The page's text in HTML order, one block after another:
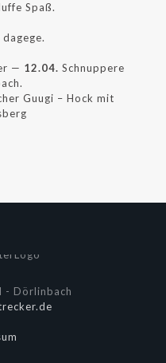
Spaß.
— 12.04. Schnuppere
Guugi – Hock mit
- Dörlinbach